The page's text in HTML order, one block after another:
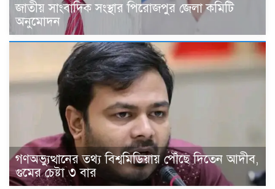
জাতীয় সাংবাদিক সংস্থার পিরোজপুর জেলা কমিটি
অনুমোদন
গণঅভ্যুত্থানের তথ্য বিশ্বমিডিয়ায় পৌঁছে দিতেন আদীব,
গুমের চেষ্টা ৩ বার